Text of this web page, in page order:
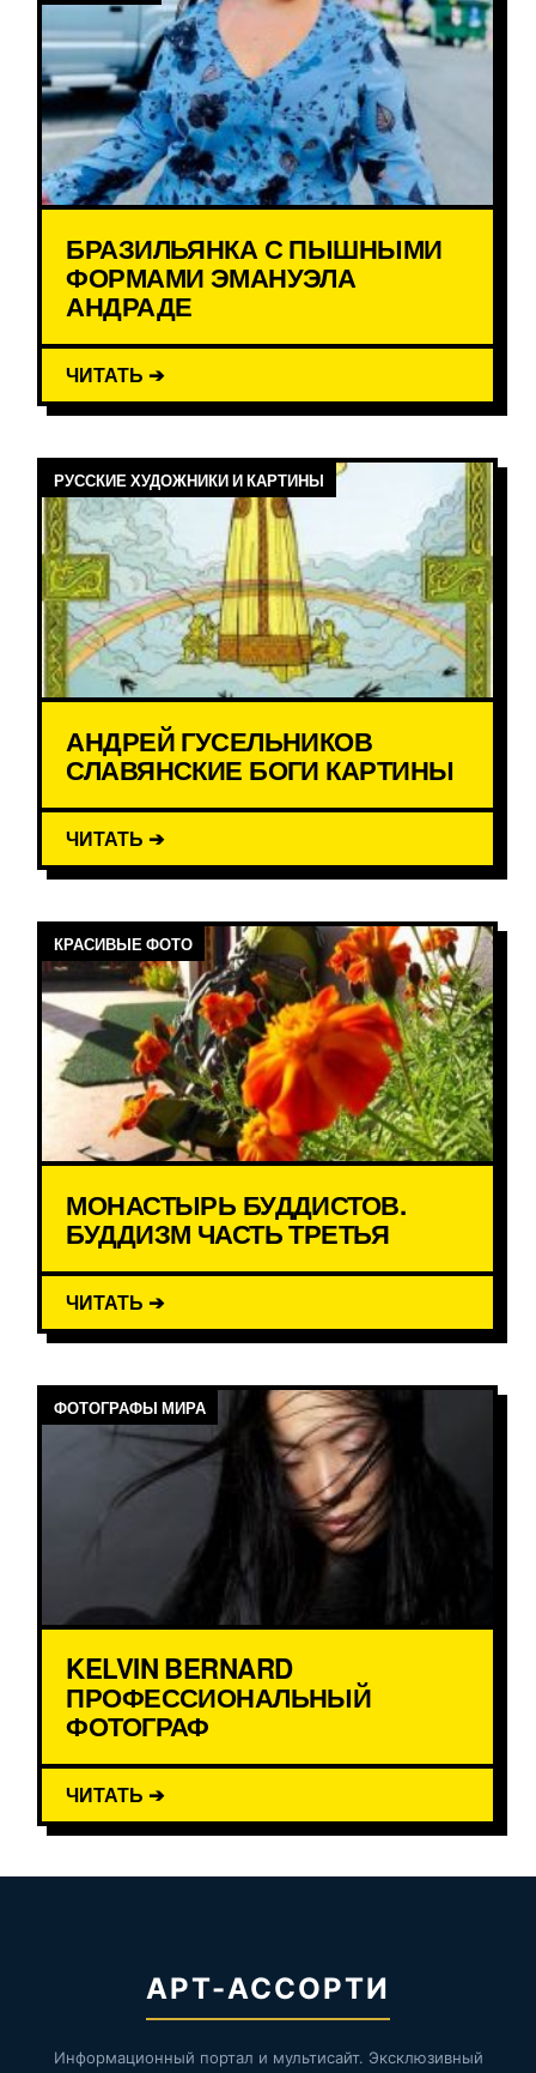
БРАЗИЛЬЯНКА С ПЫШНЫМИ
ФОРМАМИ ЭМАНУЭЛА
АНДРАДЕ
ЧИТАТЬ ➔
РУССКИЕ ХУДОЖНИКИ И КАРТИНЫ
АНДРЕЙ ГУСЕЛЬНИКОВ
СЛАВЯНСКИЕ БОГИ КАРТИНЫ
ЧИТАТЬ ➔
КРАСИВЫЕ ФОТО
МОНАСТЫРЬ БУДДИСТОВ.
БУДДИЗМ ЧАСТЬ ТРЕТЬЯ
ЧИТАТЬ ➔
ФОТОГРАФЫ МИРА
KELVIN BERNARD
ПРОФЕССИОНАЛЬНЫЙ
ФОТОГРАФ
ЧИТАТЬ ➔
АРТ-АССОРТИ
Информационный портал и мультисайт. Эксклюзивный